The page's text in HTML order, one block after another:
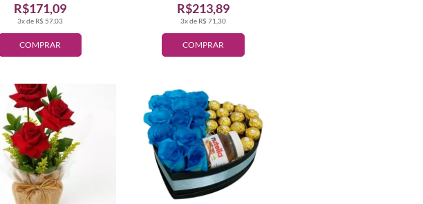
COMPRAR
3x de R$ 57,03
R$171,09
COMPRAR
3x de R$ 71,30
R$213,89